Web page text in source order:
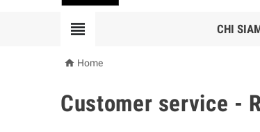
 CHI
 Home
Customer service -